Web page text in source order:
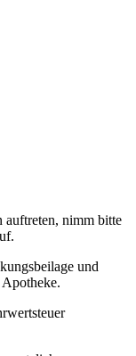
nimm bitte
und